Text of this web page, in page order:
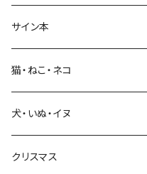
生活・暮らし
芸術・絵画・写真
サイン本
猫・ねこ・ネコ
犬・いぬ・イヌ
クリスマス